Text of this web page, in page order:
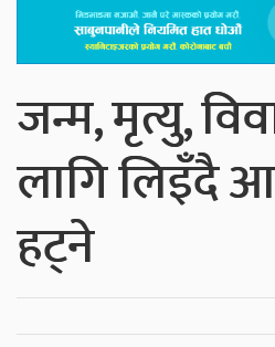
जन्म, मृत्यु,
लागि लिइँदै
हट्ने